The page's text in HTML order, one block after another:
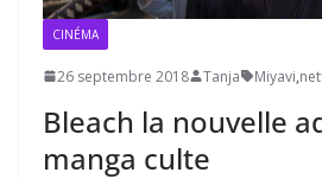
CINÉMA
26 septembre 2018 Tanja Miyavi,
Bleach la nouvelle
manga culte